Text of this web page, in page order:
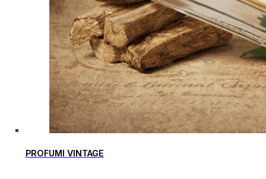
PROFUMI VINTAGE